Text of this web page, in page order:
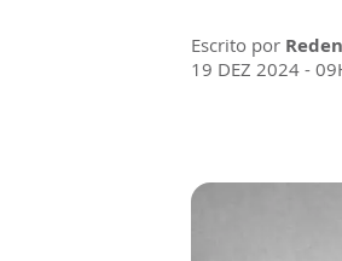
Escrito por
19 DEZ 2024 -